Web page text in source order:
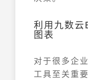
利用九数
图表
对于很多企
工具至关重要